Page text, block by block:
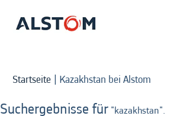
Startseite | Kazakhstan bei Alstom
Suchergebnisse für "kazakhstan".